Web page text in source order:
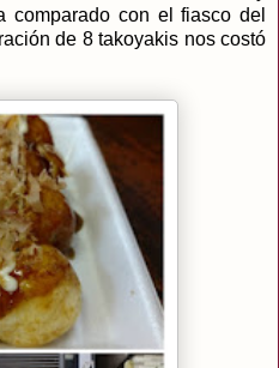
comparado con el fiasco del
de 8 takoyakis nos costó